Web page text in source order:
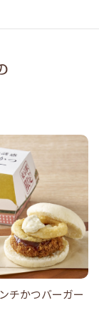
チかつバーガー